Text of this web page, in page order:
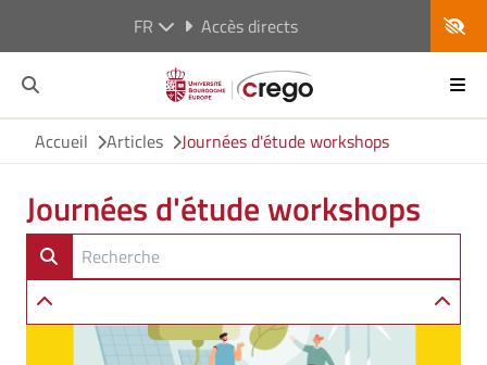
FR Accès directs
Accueil Articles Journées d'étude workshops
Journées d'étude workshops